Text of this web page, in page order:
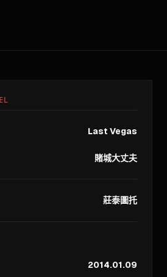
Last Vegas
賭城大丈夫
莊泰圖托
2014.01.09